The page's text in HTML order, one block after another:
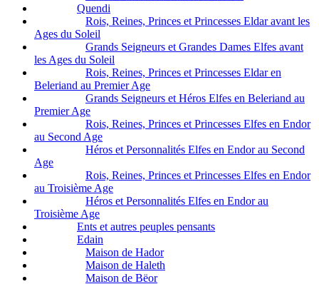
Quendi
Rois, Reines, Princes et Princesses Eldar avant les
Ages du Soleil
Grands Seigneurs et Grandes Dames Elfes avant
les Ages du Soleil
Rois, Reines, Princes et Princesses Eldar en
Beleriand au Premier Age
Grands Seigneurs et Héros Elfes en Beleriand au
Premier Age
Rois, Reines, Princes et Princesses Elfes en Endor
au Second Age
Héros et Personnalités Elfes en Endor au Second
Age
Rois, Reines, Princes et Princesses Elfes en Endor
au Troisième Age
Héros et Personnalités Elfes en Endor au
Troisième Age
Ents et autres peuples pensants
Edain
Maison de Hador
Maison de Haleth
Maison de Bëor